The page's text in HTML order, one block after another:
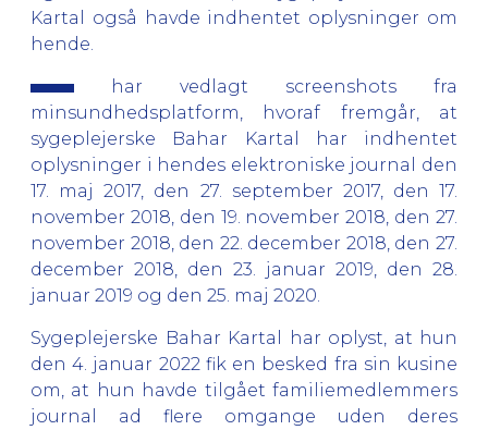
Kartal også havde indhentet oplysninger om
hende.
har vedlagt screenshots fra
minsundhedsplatform, hvoraf fremgår, at
sygeplejerske Bahar Kartal har indhentet
oplysninger i hendes elektroniske journal den
17. maj 2017, den 27. september 2017, den 17.
november 2018, den 19. november 2018, den 27.
november 2018, den 22. december 2018, den 27.
december 2018, den 23. januar 2019, den 28.
januar 2019 og den 25. maj 2020.
Sygeplejerske Bahar Kartal har oplyst, at hun
den 4. januar 2022 fik en besked fra sin kusine
om, at hun havde tilgået familiemedlemmers
journal ad flere omgange uden deres